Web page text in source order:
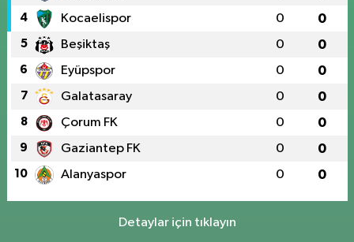
4 Kocaelispor 0 0
5 Beşiktaş 0 0
6 Eyüpspor 0 0
7 Galatasaray 0 0
8 Çorum FK 0 0
9 Gaziantep FK 0 0
10 Alanyaspor 0 0
Detaylar için tıklayın